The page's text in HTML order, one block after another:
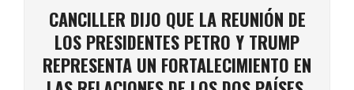
CANCILLER DIJO QUE LA REUNIÓN DE
LOS PRESIDENTES PETRO Y TRUMP
REPRESENTA UN FORTALECIMIENTO EN